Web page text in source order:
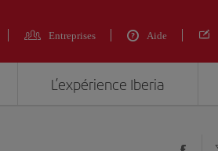
Entreprises Aide
L’expérience Iberia